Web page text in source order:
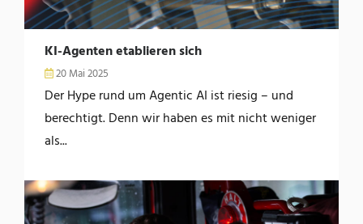
KI-Agenten etablieren sich
20 Mai 2025
Der Hype rund um Agentic AI ist riesig – und
berechtigt. Denn wir haben es mit nicht weniger
als...